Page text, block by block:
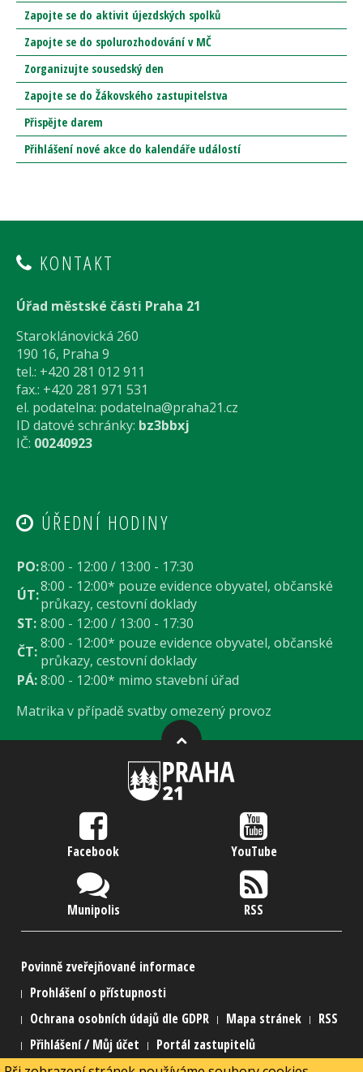
Zapojte se do aktivit újezdských spolků
Zapojte se do spolurozhodování v MČ
Zorganizujte sousedský den
Zapojte se do Žákovského zastupitelstva
Přispějte darem
Přihlášení nové akce do kalendáře událostí
KONTAKT
Úřad městské části Praha 21
Staroklánovická 260
190 16, Praha 9
tel.: +420 281 012 911
fax.: +420 281 971 531
el. podatelna: podatelna@praha21.cz
ID datové schránky: bz3bbxj
IČ: 00240923
ÚŘEDNÍ HODINY
PO:8:00 - 12:00 / 13:00 - 17:30
ÚT:8:00 - 12:00* pouze evidence obyvatel, občanské
průkazy, cestovní doklady
ST: 8:00 - 12:00 / 13:00 - 17:30
ČT:8:00 - 12:00* pouze evidence obyvatel, občanské
průkazy, cestovní doklady
PÁ:8:00 - 12:00* mimo stavební úřad
Matrika v případě svatby omezený provoz
Facebook YouTube
Munipolis RSS
Povinně zveřejňované informace
Prohlášení o přístupnosti
Ochrana osobních údajů dle GDPR
Mapa stránek
RSS
Přihlášení / Můj účet
Portál zastupitelů